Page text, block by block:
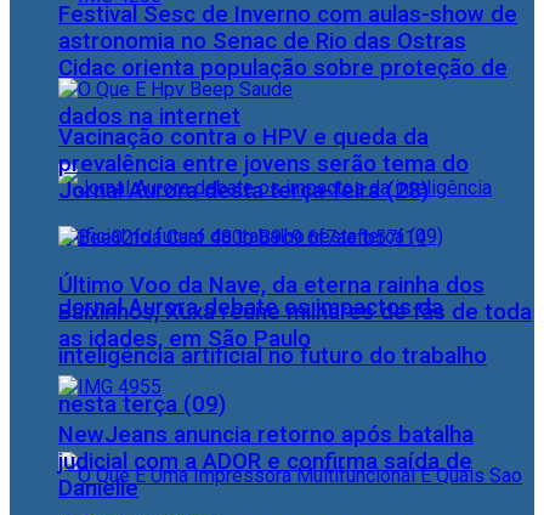
Cidac orienta população sobre proteção de
dados na internet
Jornal Aurora debate os impactos da
inteligência artificial no futuro do trabalho
nesta terça (09)
Festival Sesc de Inverno com aulas-show de
astronomia no Senac de Rio das Ostras
Vacinação contra o HPV e queda da
prevalência entre jovens serão tema do
Jornal Aurora desta terça-feira (28)
Último Voo da Nave, da eterna rainha dos
Baixinhos, Xuxa reúne milhares de fãs de toda
as idades, em São Paulo
NewJeans anuncia retorno após batalha
judicial com a ADOR e confirma saída de
Danielle